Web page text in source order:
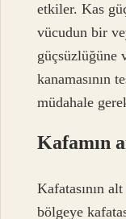
etkiler. Kas
vücudun bir
güçsüzlüğüne
kanamasının
müdahale
Kafamın
Kafatasının
bölgeye